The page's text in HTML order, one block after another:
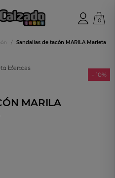
online
0
/
Sandalias de tacón MARILA Marieta
- 10%
MARILA